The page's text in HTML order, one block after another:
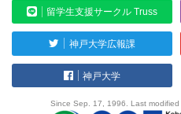
留学生支援サークル Truss
神戸大学広報課
神戸大学
Since Sep. 17, 1996. Last